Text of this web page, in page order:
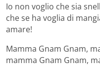
Io non voglio che sia
che se ha voglia di
amare!
Mamma Gnam Gnam,
mamma Gnam Gnam,